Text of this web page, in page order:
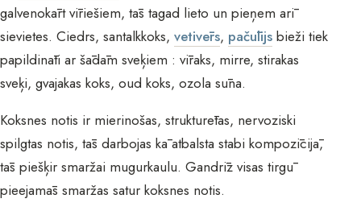
galvenokārt vīriešiem, tās tagad lieto un pieņem arī
sievietes. Ciedrs, santalkkoks, vetivērs, pačūlijs bieži tiek
papildināti ar šādām sveķiem : vīraks, mirre, stirakas
sveķi, gvajakas koks, oud koks, ozola sūna.
Koksnes notis ir mierinošas, strukturētas, nervoziski
spilgtas notis, tās darbojas kā atbalsta stabi kompozīcijā,
tās piešķir smaržai mugurkaulu. Gandrīz visas tirgū
pieejamās smaržas satur koksnes notis.